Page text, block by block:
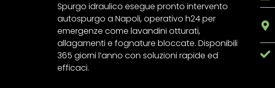
Spurgo idraulico esegue pronto intervento
autospurgo a Napoli, operativo h24 per
emergenze come lavandini otturati,
allagamenti e fognature bloccate. Disponibili
365 giorni l’anno con soluzioni rapide ed
efficaci.